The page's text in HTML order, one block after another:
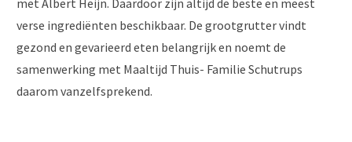
met Albert Heijn. Daardoor zijn altijd de beste en meest
verse ingrediënten beschikbaar. De grootgrutter vindt
gezond en gevarieerd eten belangrijk en noemt de
samenwerking met Maaltijd Thuis- Familie Schutrups
daarom vanzelfsprekend.